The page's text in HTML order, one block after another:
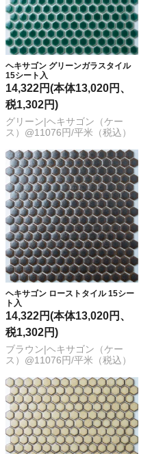
ヘキサゴン グリーンガラスタイル
15シート入
14,322円(本体13,020円、
税1,302円)
グリーン|ヘキサゴン（ケー
ス）@11076円/平米（税込）
ヘキサゴン ローストタイル 15シー
ト入
14,322円(本体13,020円、
税1,302円)
ブラウン|ヘキサゴン（ケー
ス）@11076円/平米（税込）